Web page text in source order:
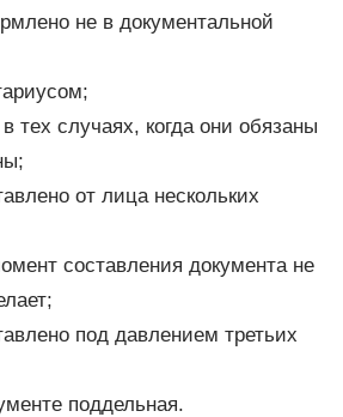
не в документальной
тех случаях, когда они обязаны
от лица нескольких
составления документа не
под давлением третьих
поддельная.